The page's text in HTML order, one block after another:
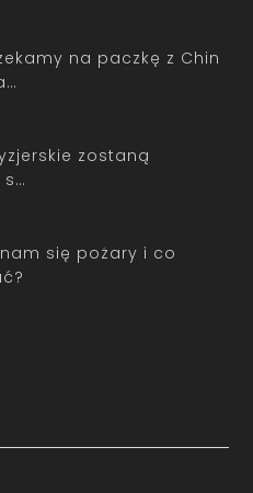
na paczkę z Chin
zostaną
się pożary i co